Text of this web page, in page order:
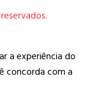
a experiência do
concorda com a